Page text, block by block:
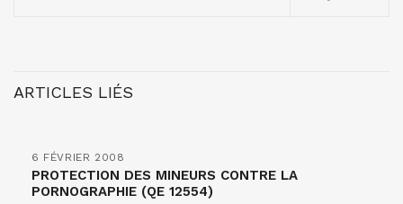
ARTICLES LIÉS
6 FÉVRIER 2008
PROTECTION DES MINEURS CONTRE LA
PORNOGRAPHIE (QE 12554)